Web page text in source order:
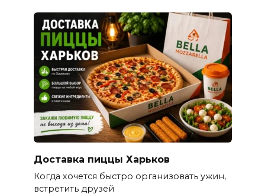
Доставка пиццы Харьков
Когда хочется быстро организовать ужин,
встретить друзей